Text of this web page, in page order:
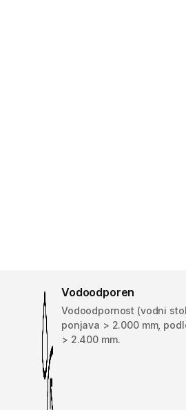
Vodoodporen
Vodoodpornost (vodni
ponjava > 2.000 mm,
> 2.400 mm.